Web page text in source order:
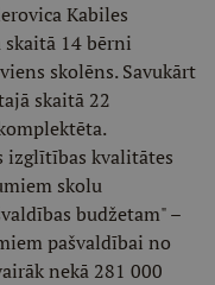
Kabiles
14 bērni
skolēns. Savukārt
skaitā 22
izglītības kvalitātes
skolu
budžetam" –
pašvaldībai no
nekā 281 000